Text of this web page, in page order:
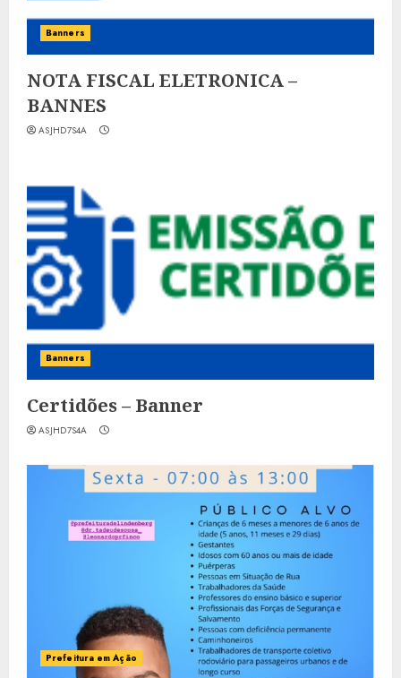
Banners
NOTA FISCAL ELETRONICA –
BANNES
ASJHD7S4A
Banners
Certidões – Banner
ASJHD7S4A
Prefeitura em Ação